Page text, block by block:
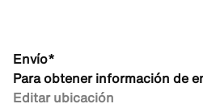
Envío*
Para obtener información de
Editar ubicación